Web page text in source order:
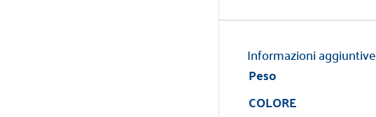
Informazioni aggiuntive
Peso
COLORE